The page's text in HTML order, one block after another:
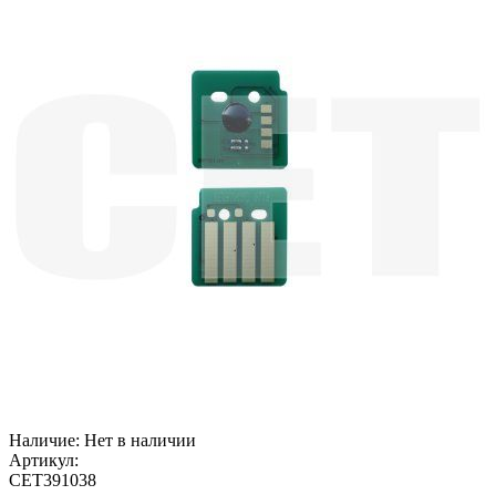
Наличие: Нет в наличии
Артикул:
CET391038